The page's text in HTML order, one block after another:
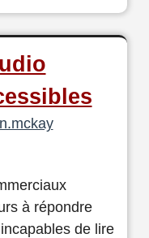
à répondre
de lire